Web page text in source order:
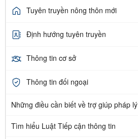
Tuyên truyền nông thôn mới
Định hướng tuyên truyền
Thông tin cơ sở
Thông tin đối ngoại
Những điều cần biết về trợ giúp pháp lý
Tìm hiểu Luật Tiếp cận thông tin